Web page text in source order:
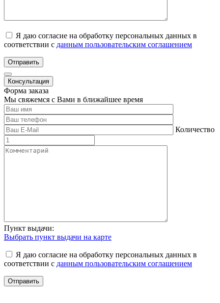
Я даю согласие на обработку персональных данных в
соответствии с данным пользовательским соглашением
Отправить
Консультация
Форма заказа
Мы свяжемся с Вами в ближайшее время
Количество
Пункт выдачи:
Выбрать пункт выдачи на карте
Я даю согласие на обработку персональных данных в
соответствии с данным пользовательским соглашением
Отправить